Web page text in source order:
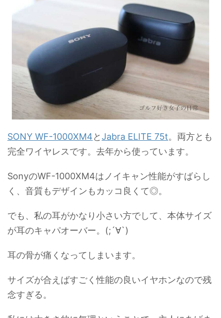
SONY WF-1000XM4とJabra ELITE 75t。両方とも
完全ワイヤレスです。去年から使っています。
SonyのWF-1000XM4はノイキャン性能がすばらし
く、音質もデザインもカッコ良くて◎。
でも、私の耳がかなり小さい方でして、本体サイズ
が耳のキャパオーバー。(;´∀`)
耳の骨が痛くなってしまいます。
サイズが合えばすごく性能の良いイヤホンなので残
念すぎる。